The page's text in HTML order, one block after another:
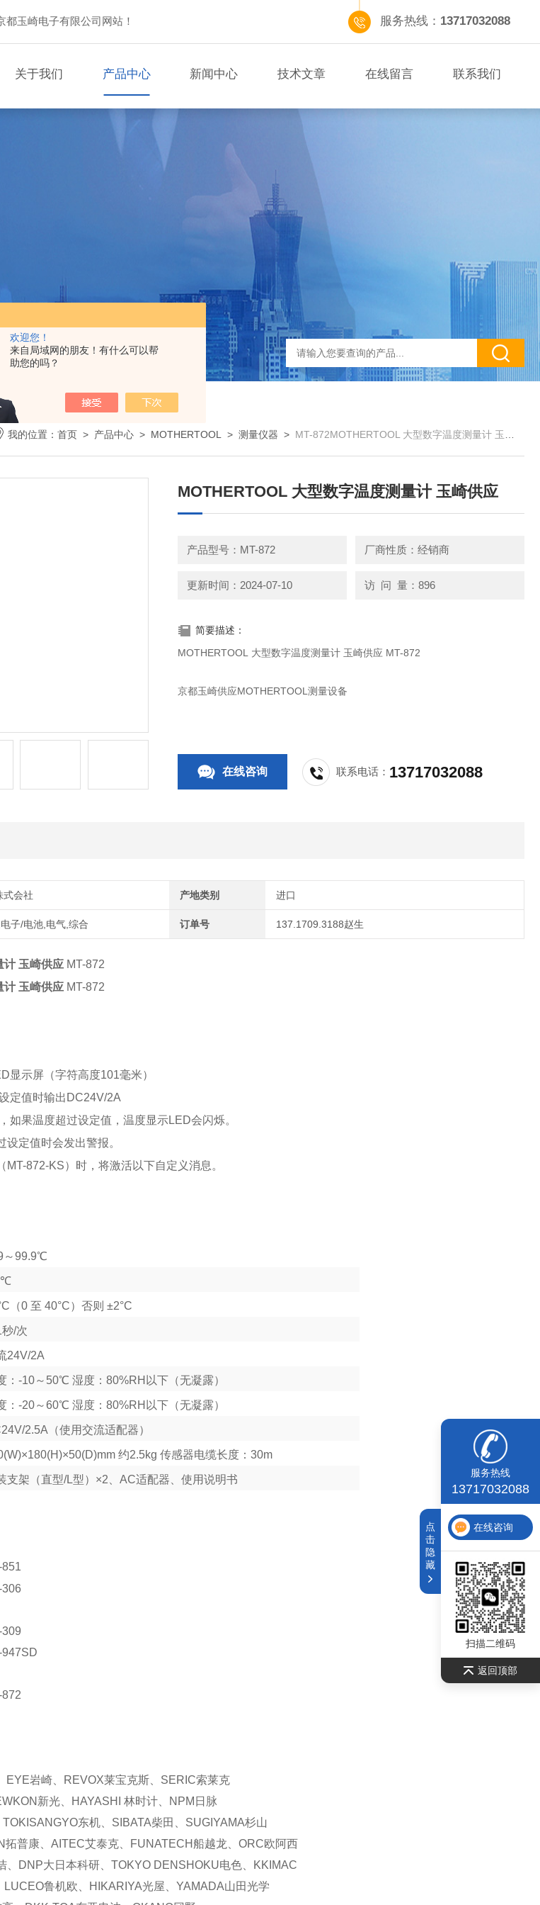
欢迎您！
来自局域网的朋友！有什么可以帮
助您的吗？
都玉崎电子有限公司网站！ 服务热线： 13717032088
关于我们 产品中心 新闻中心 技术文章 在线留言 联系我们
我的位置：首页 > 产品中心 > MOTHERTOOL >测量仪器 > MT-872MOTHERTOOL 大型数字温度测量计 玉崎供应
MOTHERTOOL 大型数字温度测量计 玉崎供应
产品型号：MT-872 厂商性质：经销商
更新时间：2024-07-10 访 问 量：896
简要描述：
MOTHERTOOL 大型数字温度测量计 玉崎供应 MT-872
京都玉崎供应MOTHERTOOL测量设备
在线咨询 联系电话： 13717032088
式会社 产地类别 进口
子/电池,电气,综合 订单号 137.1709.3188赵生
计 玉崎供应 MT-872
计 玉崎供应 MT-872
显示屏（字符高度101毫米）
定值时输出DC24V/2A
如果温度超过设定值，温度显示LED会闪烁。
定值时会发出警报。
872-KS）时，将激活以下自定义消息。
～99.9℃
（0 至 40°C）否则 ±2°C
/次
24V/2A
：-10～50℃ 湿度：80%RH以下（无凝露）
：-20～60℃ 湿度：80%RH以下（无凝露）
2.5A（使用交流适配器）
约2.5kg 传感器电缆长度：30m
支架（直型/L型）×2、AC适配器、使用说明书
947SD
EYE岩崎、REVOX莱宝克斯、SERIC索莱克
新光、HAYASHI 林时计、NPM日脉
东机、SIBATA柴田、SUGIYAMA杉山
拓普康、AITEC艾泰克、FUNATECH船越龙、ORC欧阿西
、DNP大日本科研、TOKYO DENSHOKU电色、KKIMAC
鲁机欧、HIKARIYA光屋、YAMADA山田光学
服务热线
13717032088
在线咨询
扫描二维码
返回顶部
点
击
隐
藏